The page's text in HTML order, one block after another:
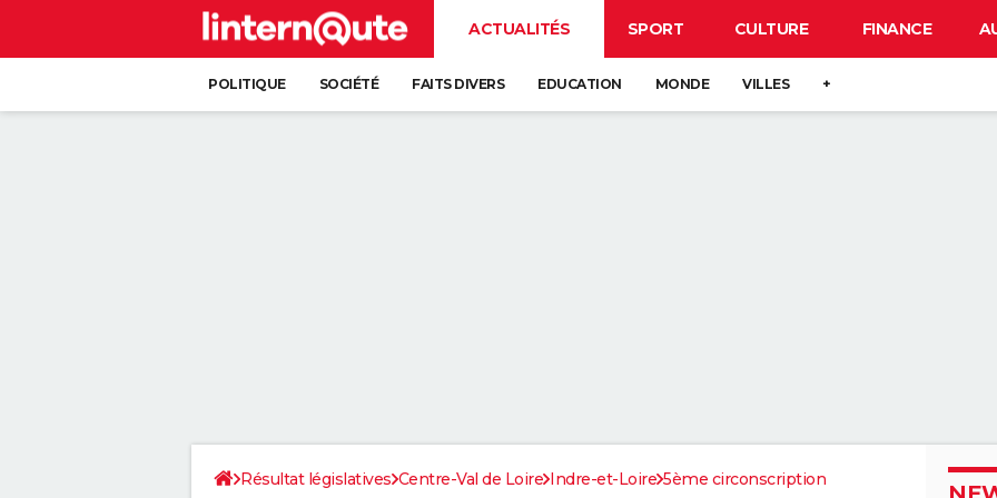
ACTUALITÉS SPORT CULTURE FINANCE
POLITIQUE SOCIÉTÉ FAITS DIVERS EDUCATION MONDE VILLES +
Résultat législatives Centre-Val de Loire Indre-et-Loire 5ème circonscription